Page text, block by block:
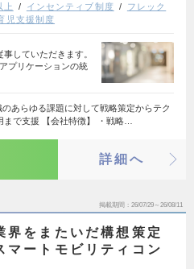
上 インセンティブ制度
フレック
児支援制度
していただきます。
プリケーションの統
のあらゆる課題に対して戦略策定からテク
まで支援 【会社特徴】 ・戦略…
詳細へ
掲載期間 26/07/29～26/08/11
界をまたいだ構想策定
マートモビリティコン